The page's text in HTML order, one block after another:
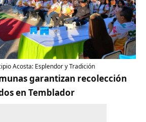
Acosta: Esplendor y Tradición
garantizan recolección
en Temblador